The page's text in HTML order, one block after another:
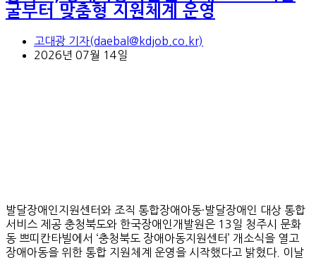
굴부터 맞춤형 지원체계 운영
고대광 기자(daebal@kdjob.co.kr)
2026년 07월 14일
발달장애인지원센터와 조직 통합장애아동·발달장애인 대상 통합
서비스 제공 충청북도와 한국장애인개발원은 13일 청주시 문화
동 쁘띠칸타빌에서 ‘충청북도 장애아동지원센터’ 개소식을 열고
장애아동을 위한 통합 지원체계 운영을 시작했다고 밝혔다. 이날